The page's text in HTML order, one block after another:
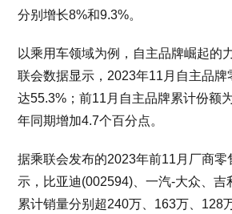
分别增长8%和9.3%。
以乘用车领域为例，自主品牌崛起的
联会数据显示，2023年11月自主品
达55.3%；前11月自主品牌累计份额
年同期增加4.7个百分点。
据乘联会发布的2023年前11月厂商零
示，比亚迪(002594)、一汽-大众、吉
累计销量分别超240万、163万、128